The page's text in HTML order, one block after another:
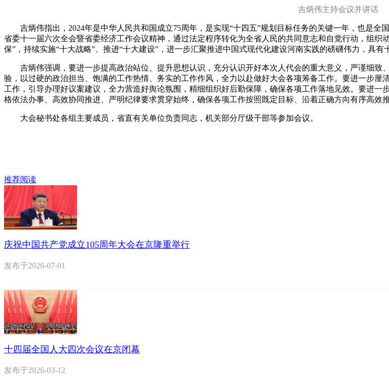
吉炳伟主持会议并讲话
吉炳伟指出，2024年是中华人民共和国成立75周年，是实现“十四五”规划目标任务的关键一年，也是全
省委十一届六次全会暨省委经济工作会议精神，通过法定程序转化为全省人民的共同意志和自觉行动，组
保”，持续实施“十大战略”、推进“十大建设”，进一步汇聚推进中国式现代化建设河南实践的磅礴伟力，具有
吉炳伟强调，要进一步提高政治站位、提升思想认识，充分认识开好本次人代会的重大意义，严谨细致
验，以过硬的政治担当、饱满的工作热情、务实的工作作风，全力以赴做好大会各项筹备工作。要进一步
工作，引导办理好议案建议，全力营造好舆论氛围，精细组织好后勤保障，确保各项工作落地见效。要进
格依法办事、高效协同推进、严明纪律要求贯穿始终，确保各项工作按照既定目标、沿着正确方向有序高效
大会秘书处各组主要成员，省直有关单位负责同志，机关部分厅级干部等参加会议。
推荐阅读
庆祝中国共产党成立105周年大会在京隆重举行
发布于2026-07-01
十四届全国人大四次会议在京闭幕
发布于2026-03-12